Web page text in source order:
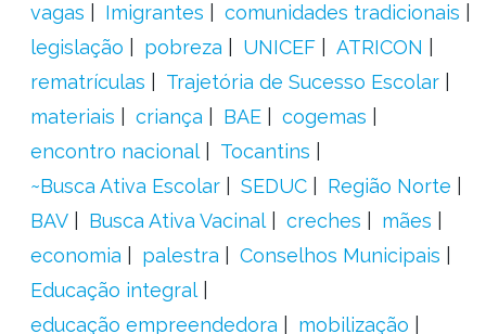
vagas
Imigrantes
comunidades tradicionais
legislação
pobreza UNICEF
ATRICON
rematrículas
Trajetória de Sucesso Escolar
materiais
criança BAE
cogemas
encontro nacional
Tocantins
~Busca Ativa Escolar
SEDUC
Região Norte
BAV
Busca Ativa Vacinal creches
mães
economia
palestra
Conselhos Municipais
Educação integral
educação empreendedora
mobilização